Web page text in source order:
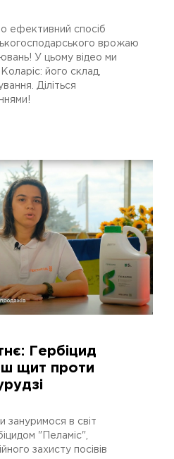
ефективний спосіб
врожаю
У цьому відео ми
його склад,
Діліться
Гербіцид
щит проти
зануримося в світ
"Пеламіс",
захисту посівів